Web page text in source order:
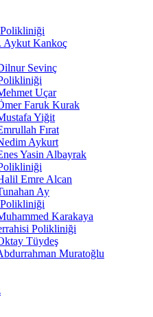
Aykut Kankoç
Sevinç
Uçar
Faruk Kurak
Yiğit
Fırat
Aykurt
Yasin Albayrak
Emre Alcan
Ay
Karakaya
Polikliniği
Tüydeş
Muratoğlu